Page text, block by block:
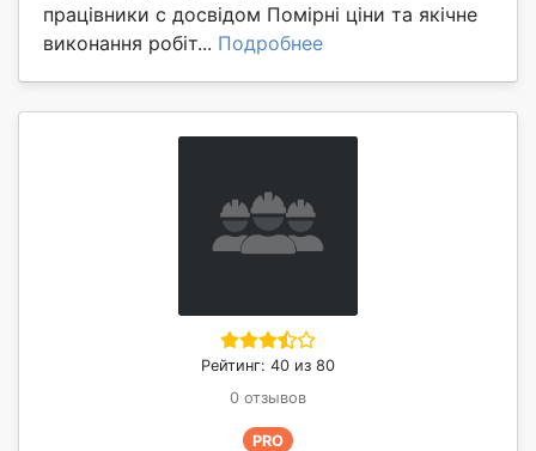
працівники с досвідом Помірні ціни та якічне
виконання робіт... Подробнее
Рейтинг: 40 из 80
0 отзывов
PRO